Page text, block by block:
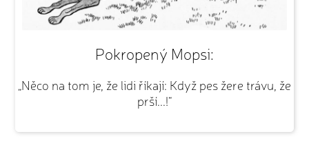
Pokropený Mopsi:
„Něco na tom je, že lidi říkají: Když pes žere trávu, že
prší...!“